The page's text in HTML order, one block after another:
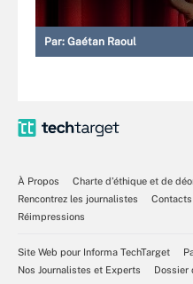
Par: Gaétan Raoul
À Propos
Charte d’éthique et de
Rencontrez les journalistes
Contacts
Réimpressions
Site Web pour Informa TechTarget
Nos Journalistes et Experts
Dossier